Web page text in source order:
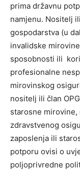
prima državnu
namjenu. Nositelj
gospodarstva (u
invalidske
sposobnosti ili
profesionalne
mirovinskog
nositelj ili član
starosne
zdravstvenog
zaposlenja ili
potporu ovisi o
poljoprivredne